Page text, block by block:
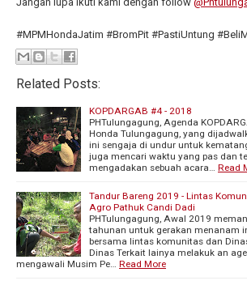
#MPMHondaJatim #BromPit #PastiUntung
Related Posts:
KOPDARGAB #4 - 2018
PHTulungagung, Agenda
Honda Tulungagung, yang
ini sengaja di undur untuk
juga mencari waktu yang pas dan
mengadakan sebuah acara…
Read
Tandur Bareng 2019 - Lintas
Agro Pathuk Candi Dadi
PHTulungagung, Awal 2019
tahunan untuk gerakan menanam
bersama lintas komunitas dan
Dinas Terkait lainya melakuk an
mengawali Musim Pe…
Read More